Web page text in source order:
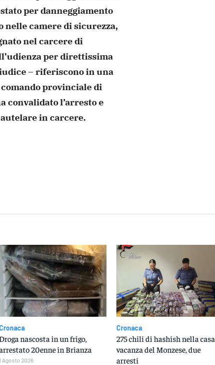
per danneggiamento
nelle camere disicurezza,
nel carcere di
per direttissima
– riferiscono in una
provinciale di
convalidato l’arresto e
in carcere.
Droga nascosta in un frigo,
20enne in Brianza
1 Agosto 2026
Cronaca
275 chili di hashish nella casa
vacanza del Monzese, due
arresti